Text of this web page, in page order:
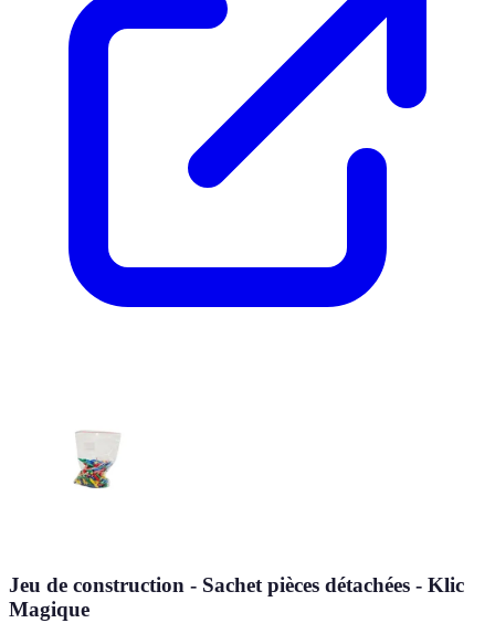
Jeu de construction - Sachet pièces détachées - Klic
Magique